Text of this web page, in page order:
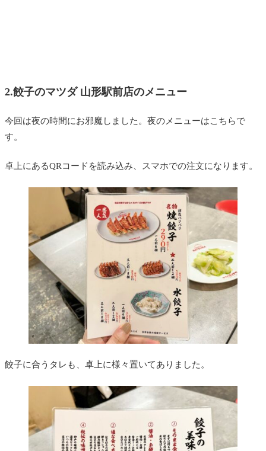
2.餃子のマツダ 山形駅前店のメニュー
今回は夜の時間にお邪魔しました。夜のメニューはこちらで
す。
卓上にあるQRコードを読み込み、スマホでの注文になります。
餃子に合うタレも、卓上に様々置いてありました。